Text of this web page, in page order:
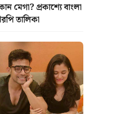
মেগা? প্রকাশ্যে বাংলা
তালিকা